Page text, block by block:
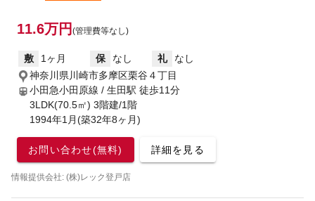
11.6万円 (管理費等なし)
敷 1ヶ月 保 なし 礼
なし
神奈川県川崎市多摩区栗谷４丁目
小田急小田原線 / 生田駅 徒歩11分
3LDK(70.5㎡) 3階建/1階
1994年1月(築32年8ヶ月)
お問い合わせ(無料) 詳細を見る
情報提供会社: (株)レック登戸店